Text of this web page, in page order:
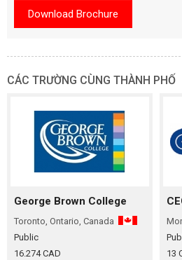
Download Brochure
CÁC TRƯỜNG CÙNG THÀNH PHỐ
George Brown College
Toronto, Ontario, Canada
Public
16.274 CAD
13